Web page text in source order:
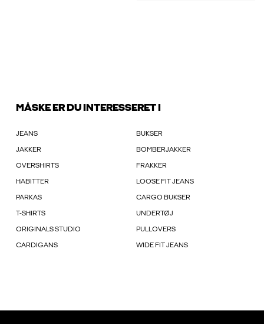
MÅSKE ER DU INTERESSERET I
JEANS BUKSER
JAKKER BOMBERJAKKER
OVERSHIRTS FRAKKER
HABITTER LOOSE FIT JEANS
PARKAS CARGO BUKSER
T-SHIRTS UNDERTØJ
ORIGINALS STUDIO PULLOVERS
CARDIGANS WIDE FIT JEANS